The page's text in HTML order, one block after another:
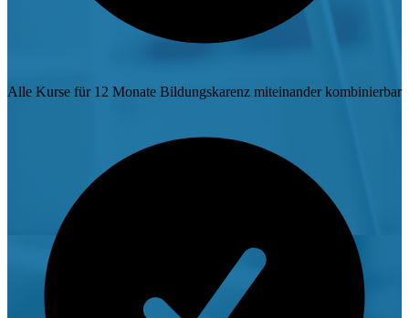
Alle Kurse für 12 Monate Bildungskarenz miteinander kombinierbar